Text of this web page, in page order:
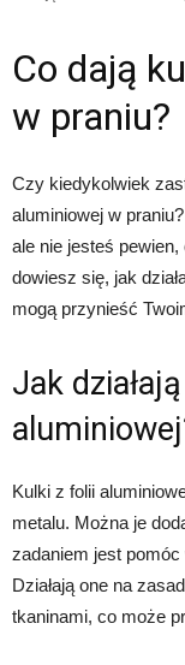
Co dają
w praniu?
Czy kiedykolwiek
aluminiowej w
ale nie jesteś
dowiesz się, jak
mogą przynieść
Jak
Kulki z folii
metalu. Można je
zadaniem jest
Działają one na
tkaninami, co może